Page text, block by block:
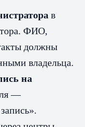
в
ФИО,
должны
владельца.
на
—